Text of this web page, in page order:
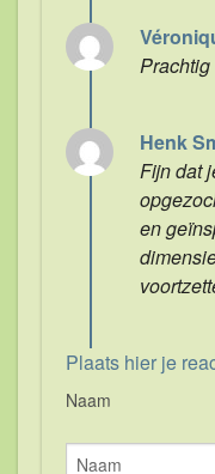
Prachtig
Henk
Fijn dat
en
Plaats hier je
Naam